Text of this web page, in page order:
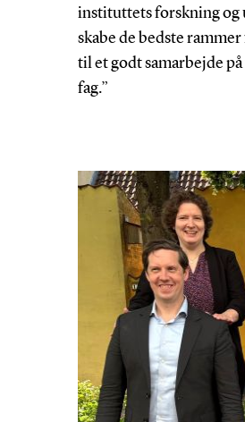
instituttets forskning og
skabe de bedste
til et godt samarbejde
fag.”